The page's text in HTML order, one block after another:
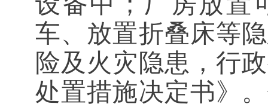
车、放置折叠床等
险及火灾隐患，行
处置措施决定书》